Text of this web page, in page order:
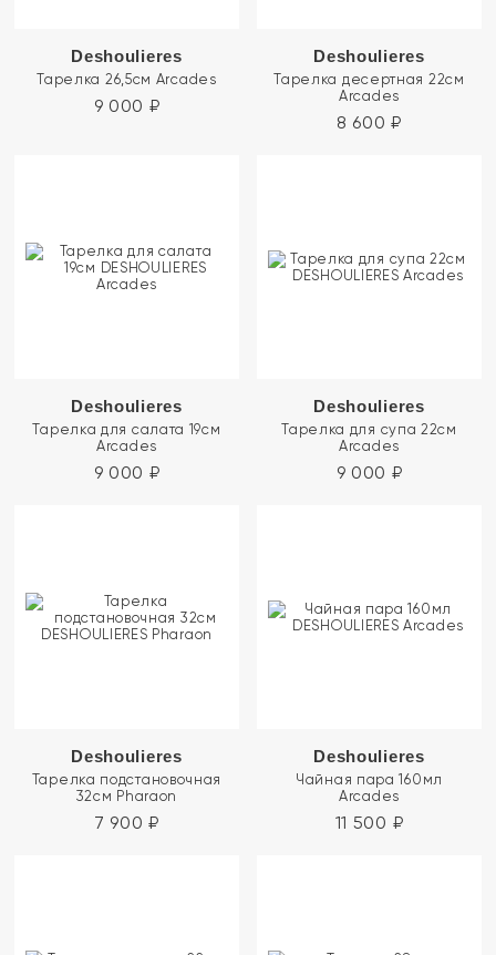
Deshoulieres
Тарелка 26,5см Arcades
9 000 ₽
Deshoulieres
Тарелка десертная 22см
Arcades
8 600 ₽
Deshoulieres
Тарелка для салата 19см
Arcades
9 000 ₽
Deshoulieres
Тарелка для супа 22см
Arcades
9 000 ₽
Deshoulieres
Тарелка подстановочная
32см Pharaon
7 900 ₽
Deshoulieres
Чайная пара 160мл
Arcades
11 500 ₽